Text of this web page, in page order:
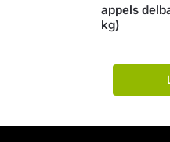
appels
kg)